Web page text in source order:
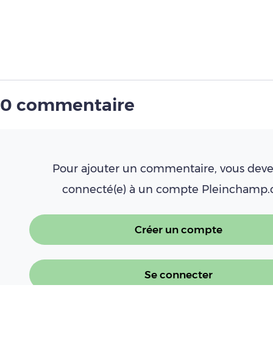
0 commentaire
Pour ajouter un commentaire, vous
connecté(e) à un compte
Créer un compte
Se connecter